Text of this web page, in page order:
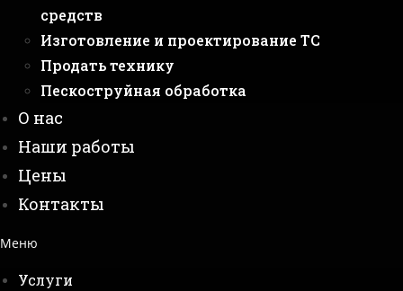
средств
Изготовление и проектирование ТС
Продать технику
Пескоструйная обработка
О нас
Наши работы
Цены
Контакты
Меню
Услуги